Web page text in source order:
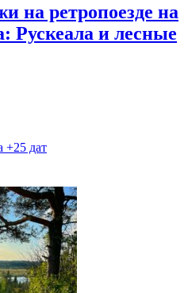
на ретропоезде на
Рускеала и лесные
+25 дат